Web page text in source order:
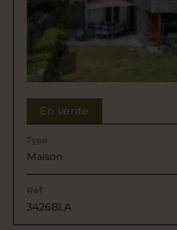
En vente
Type
Maison
Ref
3426BLA